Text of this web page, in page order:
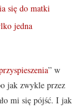
się do matki
jedna
” w
jak zwykle przez
mi się pójść. I jak